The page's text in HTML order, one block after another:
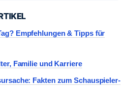
Empfehlungen & Tipps für
Familie und Karriere
Fakten zum Schauspieler-